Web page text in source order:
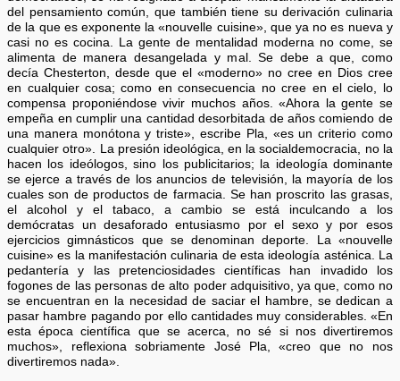
del pensamiento común, que también tiene su derivación culinaria
de la que es exponente la «nouvelle cuisine», que ya no es nueva y
casi no es cocina. La gente de mentalidad moderna no come, se
alimenta de manera desangelada y mal. Se debe a que, como
decía Chesterton, desde que el «moderno» no cree en Dios cree
en cualquier cosa; como en consecuencia no cree en el cielo, lo
compensa proponiéndose vivir muchos años. «Ahora la gente se
empeña en cumplir una cantidad desorbitada de años comiendo de
una manera monótona y triste», escribe Pla, «es un criterio como
cualquier otro». La presión ideológica, en la socialdemocracia, no la
hacen los ideólogos, sino los publicitarios; la ideología dominante
se ejerce a través de los anuncios de televisión, la mayoría de los
cuales son de productos de farmacia. Se han proscrito las grasas,
el alcohol y el tabaco, a cambio se está inculcando a los
demócratas un desaforado entusiasmo por el sexo y por esos
ejercicios gimnásticos que se denominan deporte. La «nouvelle
cuisine» es la manifestación culinaria de esta ideología asténica. La
pedantería y las pretenciosidades científicas han invadido los
fogones de las personas de alto poder adquisitivo, ya que, como no
se encuentran en la necesidad de saciar el hambre, se dedican a
pasar hambre pagando por ello cantidades muy considerables. «En
esta época científica que se acerca, no sé si nos divertiremos
muchos», reflexiona sobriamente José Pla, «creo que no nos
divertiremos nada».